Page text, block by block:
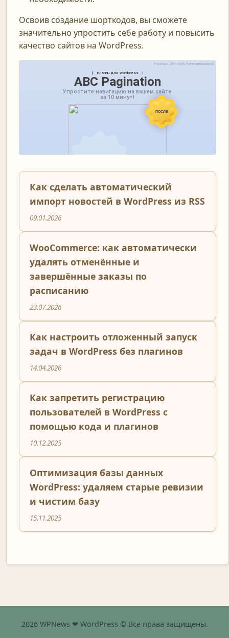
Освоив создание шорткодов, вы сможете
значительно упростить себе работу и повысить
качество сайтов на WordPress.
Как сделать автоматический
импорт новостей в WordPress из RSS
09.01.2026
WooCommerce: как автоматически
удалять отменённые и
завершённые заказы по
расписанию
23.07.2026
Как настроить отложенный запуск
задач в WordPress без плагинов
14.04.2026
Как запретить регистрацию
пользователей в WordPress с
помощью кода и плагинов
10.12.2025
Оптимизация базы данных
WordPress: удаляем старые ревизии
и чистим базу
15.11.2025
2026 WPNews ❤ WordPress © Все права защищены.